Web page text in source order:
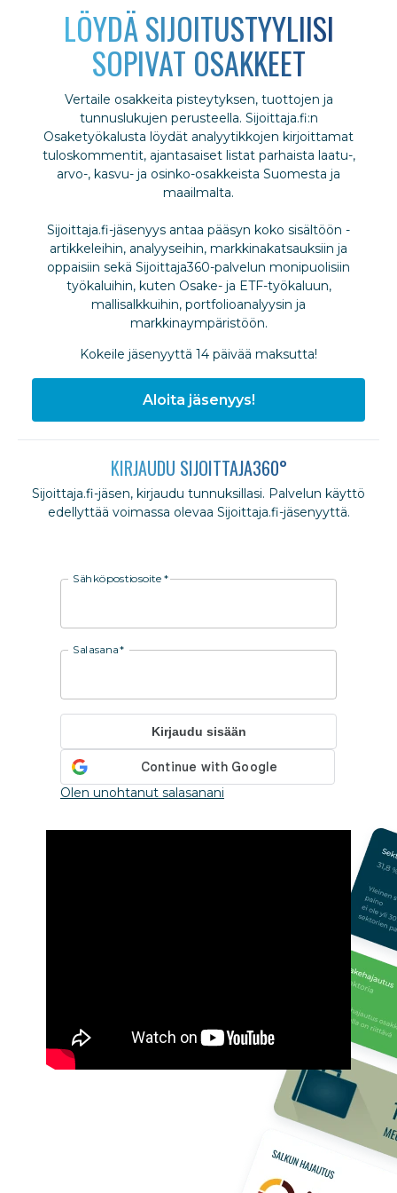
LÖYDÄ SIJOITUSTYYLIISI
SOPIVAT OSAKKEET
Vertaile osakkeita pisteytyksen, tuottojen ja
tunnuslukujen perusteella. Sijoittaja.fi:n
Osaketyökalusta löydät analyytikkojen kirjoittamat
tuloskommentit, ajantasaiset listat parhaista laatu-,
arvo-, kasvu- ja osinko-osakkeista Suomesta ja
maailmalta.
Sijoittaja.fi-jäsenyys antaa pääsyn koko sisältöön -
artikkeleihin, analyyseihin, markkinakatsauksiin ja
oppaisiin sekä Sijoittaja360-palvelun monipuolisiin
työkaluihin, kuten Osake- ja ETF-työkaluun,
mallisalkkuihin, portfolioanalyysin ja
markkinaympäristöön.
Kokeile jäsenyyttä 14 päivää maksutta!
Aloita jäsenyys!
KIRJAUDU SIJOITTAJA360°
Sijoittaja.fi-jäsen, kirjaudu tunnuksillasi. Palvelun käyttö
edellyttää voimassa olevaa Sijoittaja.fi-jäsenyyttä.
Sähköpostiosoite *
Salasana*
Kirjaudu sisään
Olen unohtanut salasanani